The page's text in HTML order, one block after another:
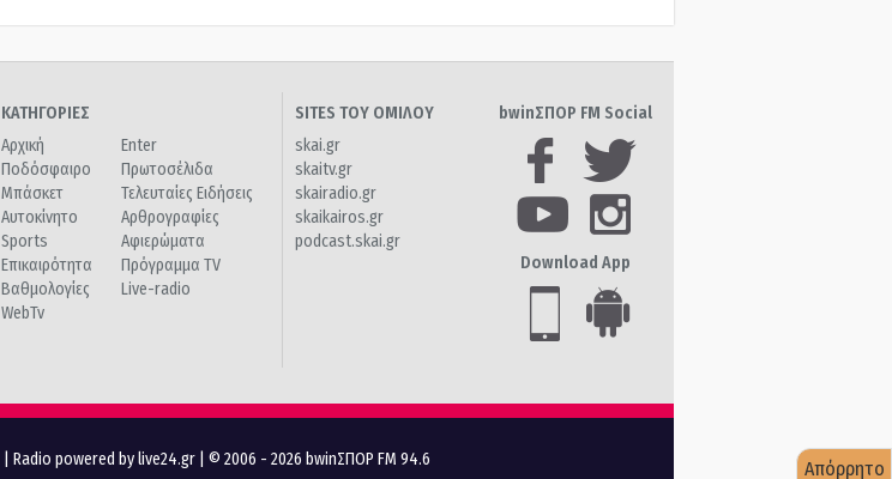
ΚΑΤΗΓΟΡΙΕΣ
Αρχική
Ποδόσφαιρο
Μπάσκετ
Αυτοκίνητο
Sports
Επικαιρότητα
Βαθμολογίες
WebTv
Enter
Πρωτοσέλιδα
Τελευταίες Ειδήσεις
Αρθρογραφίες
Αφιερώματα
Πρόγραμμα TV
Live-radio
SITES ΤΟΥ ΟΜΙΛΟΥ
skai.gr
skaitv.gr
skairadio.gr
skaikairos.gr
podcast.skai.gr
bwinΣΠΟΡ FM Social
Download App
Radio powered by live24.gr | © 2006 - 2026 bwinΣΠΟΡ FM 94.6 Απόρρητο